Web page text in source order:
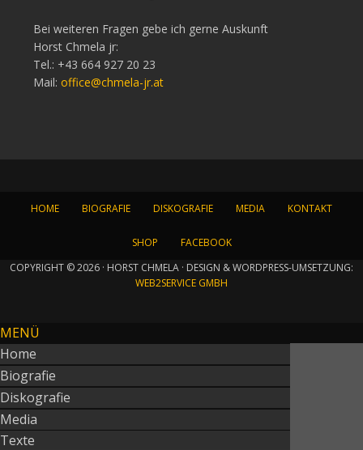
Bei weiteren Fragen gebe ich gerne Auskunft
Horst Chmela jr:
Tel.: +43 664 927 20 23
Mail: office@chmela-jr.at
HOME BIOGRAFIE DISKOGRAFIE MEDIA KONTAKT
SHOP
FACEBOOK
COPYRIGHT © 2026 · HORST CHMELA · DESIGN & WORDPRESS-UMSETZUNG:
WEB2SERVICE GMBH
MENÜ
Home
Biografie
Diskografie
Media
Texte